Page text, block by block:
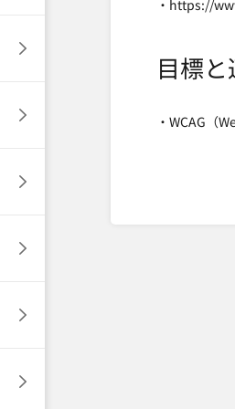
・https://
目標
・WCAG（